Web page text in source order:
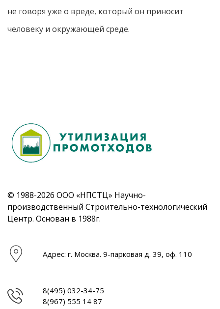
не говоря уже о вреде, который он приносит
человеку и окружающей среде.
© 1988-2026 ООО «НПСТЦ» Научно-
производственный Строительно-технологический
Центр. Основан в 1988г.
Адрес: г. Москва. 9-парковая д. 39, оф. 110
8(495) 032-34-75
8(967) 555 14 87